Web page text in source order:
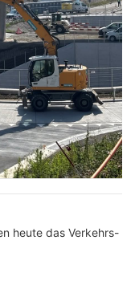
heute das Verkehrs-